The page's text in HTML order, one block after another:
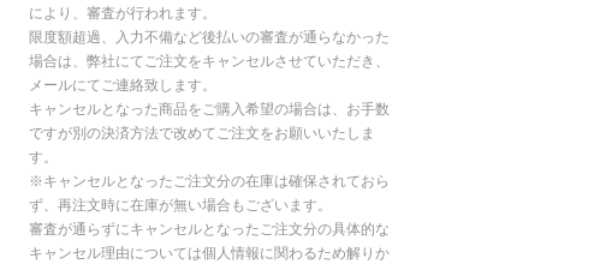
により、審査が行われます。
限度額超過、入力不備など後払いの審査が通らなかった
場合は、弊社にてご注文をキャンセルさせていただき、
メールにてご連絡致します。
キャンセルとなった商品をご購入希望の場合は、お手数
ですが別の決済方法で改めてご注文をお願いいたしま
す。
※キャンセルとなったご注文分の在庫は確保されておら
ず、再注文時に在庫が無い場合もございます。
審査が通らずにキャンセルとなったご注文分の具体的な
キャンセル理由については個人情報に関わるため解りか